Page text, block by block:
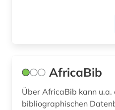
blog (1)
boden (1)
Spanien (1)
Suedamerika (7)
AfricaBib
Über AfricaBib kann
bibliographischen